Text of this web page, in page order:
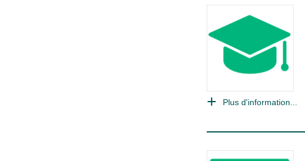
Plus d'information...